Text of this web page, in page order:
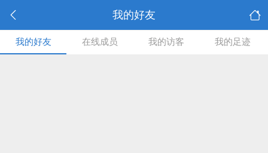
我的好友
我的好友 在线成员 我的访客 我的足迹